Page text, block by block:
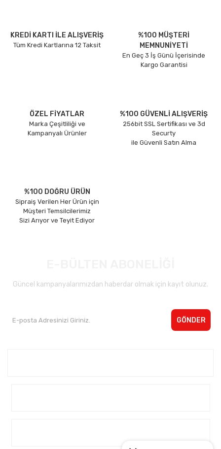
KREDİ KARTI İLE ALIŞVERİŞ
Tüm Kredi Kartlarına 12 Taksit
%100 MÜŞTERİ
MEMNUNİYETİ
En Geç 3 İş Günü İçerisinde
Kargo Garantisi
ÖZEL FİYATLAR
Marka Çeşitliliği ve
Kampanyalı Ürünler
%100 GÜVENLİ ALIŞVERİŞ
256bit SSL Sertifikası ve 3d
Securty
ile Güvenli Satın Alma
%100 DOĞRU ÜRÜN
Sipraiş Verilen Her Ürün için
Müşteri Temsilcilerimiz
Sizi Arıyor ve Teyit Ediyor
Güncel kampanyalarımızdan haberdar olmak için kayıt olunuz.
GÖNDER